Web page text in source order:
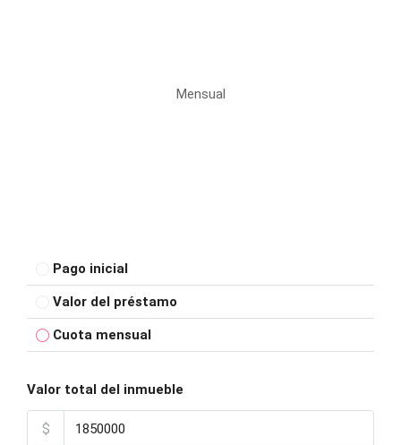
Mensual
Pago inicial
Valor del préstamo
Cuota mensual
Valor total del inmueble
$